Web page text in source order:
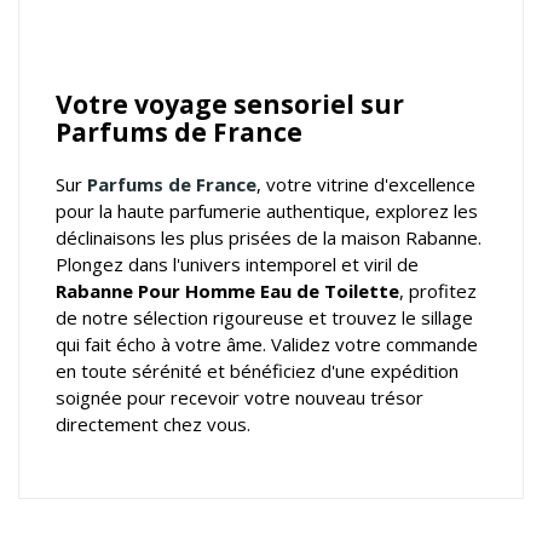
Votre voyage sensoriel sur
Parfums de France
Sur Parfums de France, votre vitrine d'excellence
pour la haute parfumerie authentique, explorez les
déclinaisons les plus prisées de la maison Rabanne.
Plongez dans l'univers intemporel et viril de
Rabanne Pour Homme Eau de Toilette, profitez
de notre sélection rigoureuse et trouvez le sillage
qui fait écho à votre âme. Validez votre commande
en toute sérénité et bénéficiez d'une expédition
soignée pour recevoir votre nouveau trésor
directement chez vous.